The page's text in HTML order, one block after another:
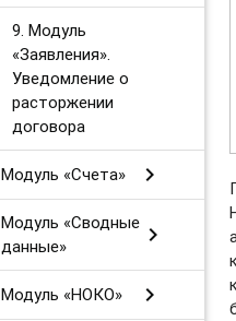
9. Модуль
«Заявления».
Уведомление о
расторжении
договора
Модуль «Счета» chevron_right
Модуль «Сводные
данные»
chevron_right
Модуль «НОКО» chevron_right